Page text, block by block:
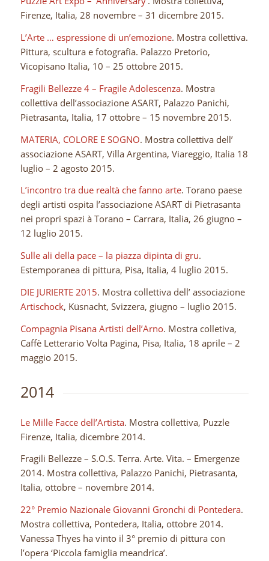
Firenze, Italia, 28 novembre – 31 dicembre 2015.
L’Arte … espressione di un’emozione. Mostra collettiva.
Pittura, scultura e fotografia. Palazzo Pretorio,
Vicopisano Italia, 10 – 25 ottobre 2015.
Fragili Bellezze 4 – Fragile Adolescenza. Mostra
collettiva dell’associazione ASART, Palazzo Panichi,
Pietrasanta, Italia, 17 ottobre – 15 novembre 2015.
MATERIA, COLORE E SOGNO. Mostra collettiva dell’
associazione ASART, Villa Argentina, Viareggio, Italia 18
luglio – 2 agosto 2015.
L’incontro tra due realtà che fanno arte. Torano paese
degli artisti ospita l’associazione ASART di Pietrasanta
nei propri spazi à Torano – Carrara, Italia, 26 giugno –
12 luglio 2015.
Sulle ali della pace – la piazza dipinta di gru.
Estemporanea di pittura, Pisa, Italia, 4 luglio 2015.
DIE JURIERTE 2015. Mostra collettiva dell’ associazione
Artischock, Küsnacht, Svizzera, giugno – luglio 2015.
Compagnia Pisana Artisti dell’Arno. Mostra colletiva,
Caffè Letterario Volta Pagina, Pisa, Italia, 18 aprile – 2
maggio 2015.
2014
Le Mille Facce dell’Artista. Mostra collettiva, Puzzle
Firenze, Italia, dicembre 2014.
Fragili Bellezze – S.O.S. Terra. Arte. Vita. – Emergenze
2014. Mostra collettiva, Palazzo Panichi, Pietrasanta,
Italia, ottobre – novembre 2014.
22° Premio Nazionale Giovanni Gronchi di Pontedera.
Mostra collettiva, Pontedera, Italia, ottobre 2014.
Vanessa Thyes ha vinto il 3° premio di pittura con
l’opera ‘Piccola famiglia meandrica’.